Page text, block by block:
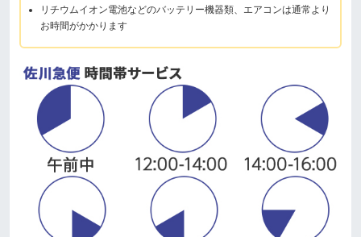
リチウムイオン電池などのバッテリー機器類、エアコンは通常より
お時間がかかります